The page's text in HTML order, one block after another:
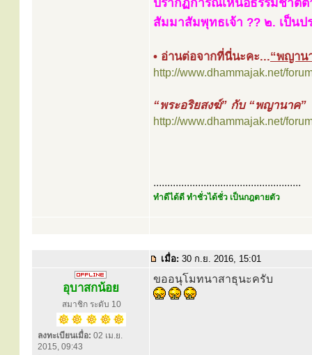
ปรากฏการณ์เหนือธรรมชาติ
สัมมาสัมพุทธเจ้า ?? ๒. เป็น
• อ่านต่อจากที่นี่นะคะ...“พญาน
http://www.dhammajak.net/
“พระอริยสงฆ์” กับ “พญานาค”
http://www.dhammajak.net/
.....................................................
ทำดีได้ดี ทำชั่วได้ชั่ว เป็นกฎตายตัว
เมื่อ: 30 ก.ย. 2016, 15:01
อุบาสกน้อย
สมาชิก ระดับ 10
ลงทะเบียนเมื่อ: 02 เม.ย.
2015, 09:43
ขออนุโมทนาสาธุนะครับ